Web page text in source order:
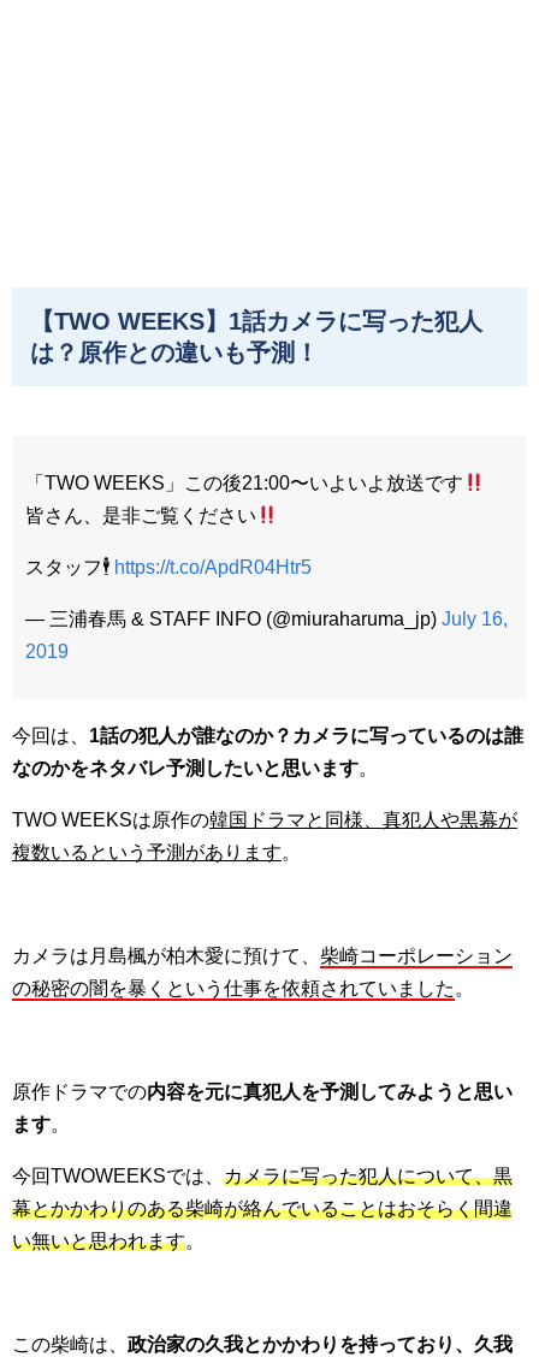
【TWO WEEKS】1話カメラに写った犯人
は？原作との違いも予測！
「TWO WEEKS」この後21:00〜いよいよ放送です
皆さん、是非ご覧ください
スタッフ🕴 https://t.co/ApdR04Htr5
— 三浦春馬 & STAFF INFO (@miuraharuma_jp) July 16,
2019
今回は、 1話の犯人が誰なのか？カメラに写っているのは誰
なのかをネタバレ予測したいと思います。
TWO WEEKSは原作の韓国ドラマと同様、真犯人や黒幕が
複数いるという予測があります。
カメラは月島楓が柏木愛に預けて、 柴崎コーポレーション
の秘密の闇を暴くという仕事を依頼されていました 。
原作ドラマでの内容を元に真犯人を予測してみようと思い
ます。
今回TWOWEEKSでは、 カメラに写った犯人について、黒
幕とかかわりのある柴崎が絡んでいることはおそらく間違
い無いと思われます。
この柴崎は、 政治家の久我とかかわりを持っており、久我